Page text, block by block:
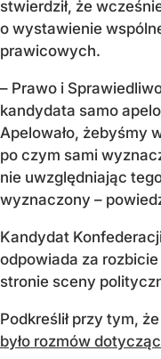
stwierdził, że
o wystawienie
prawicowych.
– Prawo i
kandydata samo
Apelowało, żebyśmy
po czym sami
nie uwzględniając
wyznaczony –
Kandydat
odpowiada za
stronie sceny
Podkreślił przy tym,
było rozmów